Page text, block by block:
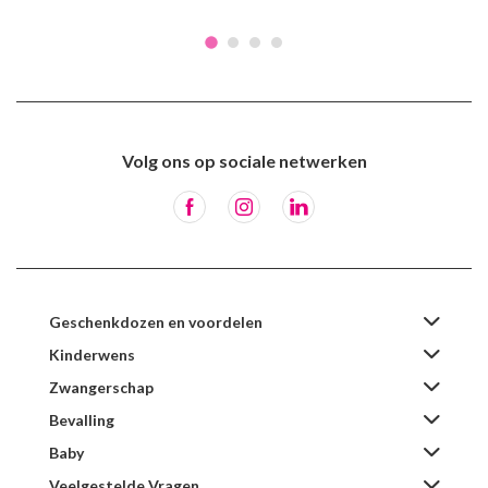
Volg ons op sociale netwerken
Geschenkdozen en voordelen
Kinderwens
Zwangerschap
Bevalling
Baby